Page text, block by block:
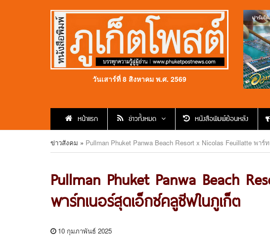
วันเสาร์ที่ 8 สิงหาคม พ.ศ. 2569
หน้าแรก ข่าวทั้งหมด หนังสือพิมพ์ย้อนหลัง
ข่าวสังคม » Pullman Phuket Panwa Beach Resort x Nicolas Feuillatte พา
Pullman Phuket Panwa Beach
พาร์ทเนอร์สุดเอ็กซ์คลูซีฟในภูเก็ต
10 กุมภาพันธ์ 2025